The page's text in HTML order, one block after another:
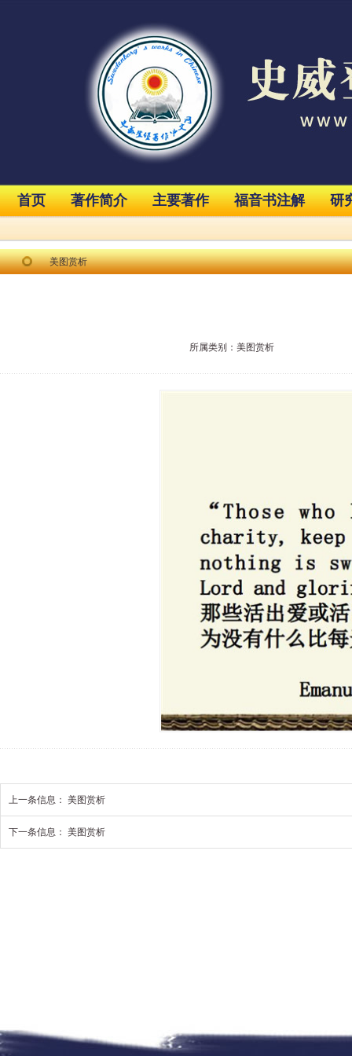
首页 著作简介 主要著作 福音书注解 研
美图赏析
所属类别： 美图赏析
上一条信息： 美图赏析
下一条信息： 美图赏析